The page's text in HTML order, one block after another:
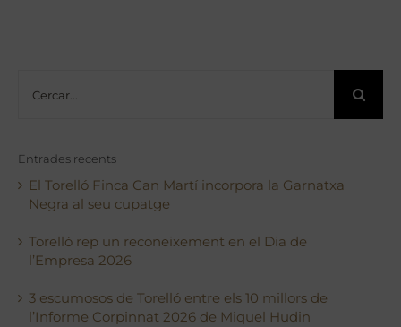
Entrades recents
El Torelló Finca Can Martí incorpora la Garnatxa
Negra al seu cupatge
Torelló rep un reconeixement en el Dia de
l’Empresa 2026
3 escumosos de Torelló entre els 10 millors de
l’Informe Corpinnat 2026 de Miquel Hudin